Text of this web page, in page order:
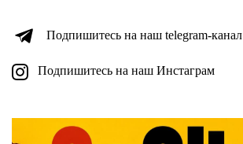
Подпишитесь на наш telegram-канал
Подпишитесь на наш Инстаграм